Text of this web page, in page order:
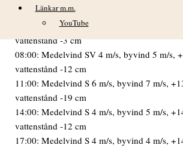
Länkar m.m.
YouTube
vattenstånd -4 cm
05:00: Medelvind SV 4 m/s, byvind 4 m/s,
vattenstånd -3 cm
08:00: Medelvind SV 4 m/s, byvind 5 m/s,
vattenstånd -12 cm
11:00: Medelvind S 6 m/s, byvind 7 m/s,
vattenstånd -19 cm
14:00: Medelvind S 4 m/s, byvind 5 m/s,
vattenstånd -12 cm
17:00: Medelvind S 4 m/s, byvind 4 m/s,